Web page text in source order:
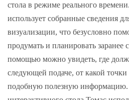
стола в режиме реального
использует собранные сведения
визуализации, что безусловно
продумать и планировать
помощью можно увидеть, где
следующей подаче, от какой точки
подобную полезную информацию.